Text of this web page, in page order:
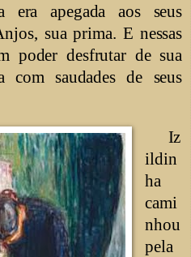
era apegada aos seus
sua prima. E nessas
poder desfrutar de sua
com saudades de seus
Iz
ildin
ha
cami
nhou
pela